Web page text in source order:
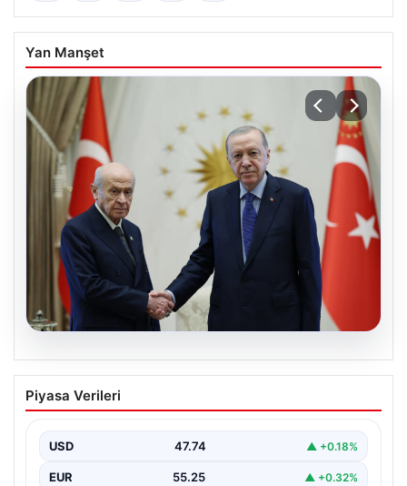
Yan Manşet
06.08.2026
Cumhurbaşkanı Erdoğan, Devlet
Bahçeli ile görüştü
Piyasa Verileri
USD 47.74 ▲ +0.18%
EUR 55.25 ▲ +0.32%